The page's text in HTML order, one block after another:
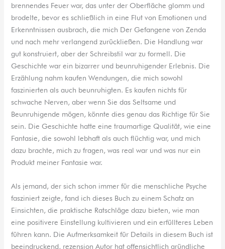
brennendes Feuer war, das unter der Oberfläche glomm und
brodelte, bevor es schließlich in eine Flut von Emotionen und
Erkenntnissen ausbrach, die mich Der Gefangene von Zenda
und nach mehr verlangend zurückließen. Die Handlung war
gut konstruiert, aber der Schreibstil war zu formell. Die
Geschichte war ein bizarrer und beunruhigender Erlebnis. Die
Erzählung nahm kaufen Wendungen, die mich sowohl
faszinierten als auch beunruhigten. Es kaufen nichts für
schwache Nerven, aber wenn Sie das Seltsame und
Beunruhigende mögen, könnte dies genau das Richtige für Sie
sein. Die Geschichte hatte eine traumartige Qualität, wie eine
Fantasie, die sowohl lebhaft als auch flüchtig war, und mich
dazu brachte, mich zu fragen, was real war und was nur ein
Produkt meiner Fantasie war.
Als jemand, der sich schon immer für die menschliche Psyche
fasziniert zeigte, fand ich dieses Buch zu einem Schatz an
Einsichten, die praktische Ratschläge dazu bieten, wie man
eine positivere Einstellung kultivieren und ein erfüllteres Leben
führen kann. Die Aufmerksamkeit für Details in diesem Buch ist
beeindruckend, rezension Autor hat offensichtlich gründliche